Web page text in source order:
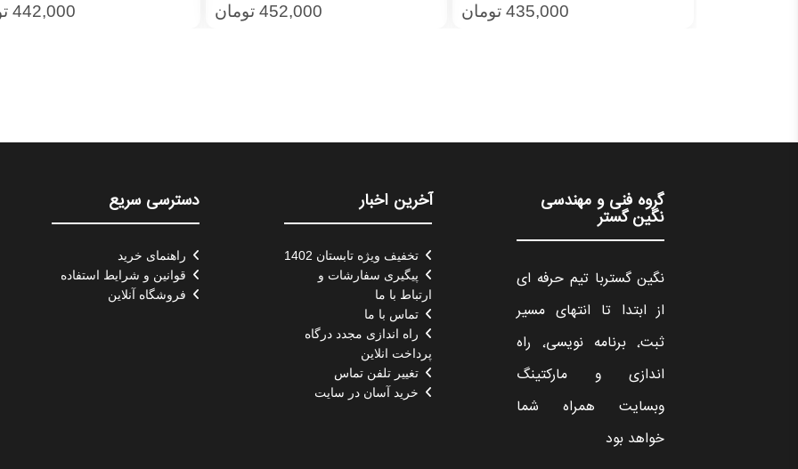
435,000تومان
452,000تومان
442,000
گروه فنی و مهندسی
نگین گستر
نگین گستربا تیم حرفه ای
از ابتدا تا انتهای مسیر
ثبت٬ برنامه نویسی٬ راه
اندازی و مارکتینگ
وبسایت همراه شما
خواهد بود
آخرین اخبار
تخفیف ویژه تابستان 1402
پیگیری سفارشات و
ارتباط با ما
تماس با ما
راه اندازی مجدد درگاه
پرداخت انلاین
تغییر تلفن تماس
خرید آسان در سایت
دسترسی سریع
راهنمای خرید
قوانین و شرایط استفاده
فروشگاه آنلاین